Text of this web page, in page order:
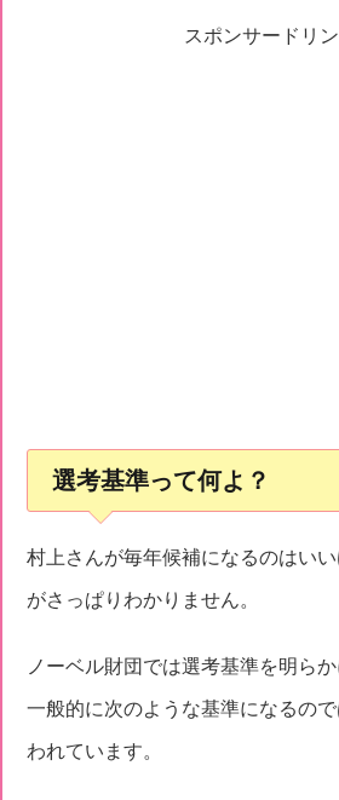
スポンサードリ
選考基準って何よ？
村上さんが毎年候補になるのはい
がさっぱりわかりません。
ノーベル財団では選考基準を明らか
一般的に次のような基準になるの
われています。